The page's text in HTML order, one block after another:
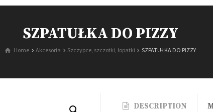
Kominki elektryczne
Biokominki, kominki na biopaliwo
SZPATUŁKA DO PIZZY
Home Akcesoria Szczypce, szczotki, łopatki SZPATUŁKA DO PIZZY
DESCRIPTION